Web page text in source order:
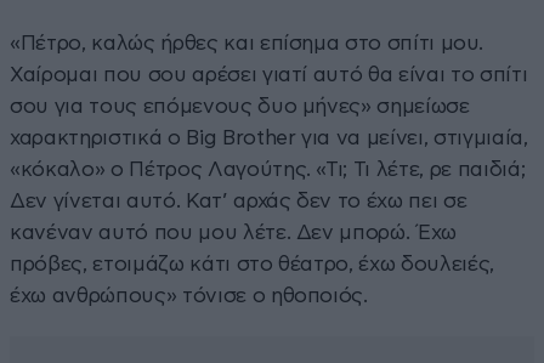
«Πέτρο, καλώς ήρθες και επίσημα στο σπίτι μου.
Χαίρομαι που σου αρέσει γιατί αυτό θα είναι το σπίτι
σου για τους επόμενους δυο μήνες» σημείωσε
χαρακτηριστικά ο Big Brother για να μείνει, στιγμιαία,
«κόκαλο» ο Πέτρος Λαγούτης. «Τι; Τι λέτε, ρε παιδιά;
Δεν γίνεται αυτό. Κατ’ αρχάς δεν το έχω πει σε
κανέναν αυτό που μου λέτε. Δεν μπορώ. Έχω
πρόβες, ετοιμάζω κάτι στο θέατρο, έχω δουλειές,
έχω ανθρώπους» τόνισε ο ηθοποιός.